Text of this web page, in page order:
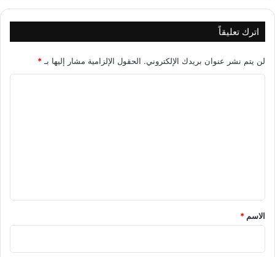
اترك تعليقاً
لن يتم نشر عنوان بريدك الإلكتروني. الحقول الإلزامية مشار إليها بـ*
*
الاسم *